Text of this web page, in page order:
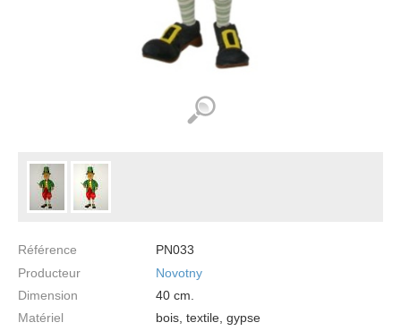
Référence
PN033
Producteur
Novotny
Dimension
40 cm.
Matériel
bois, textile, gypse